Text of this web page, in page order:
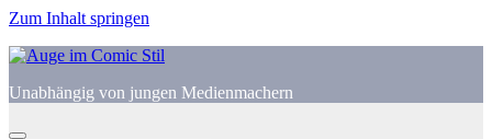
Zum Inhalt springen
Unabhängig von jungen Medienmachern